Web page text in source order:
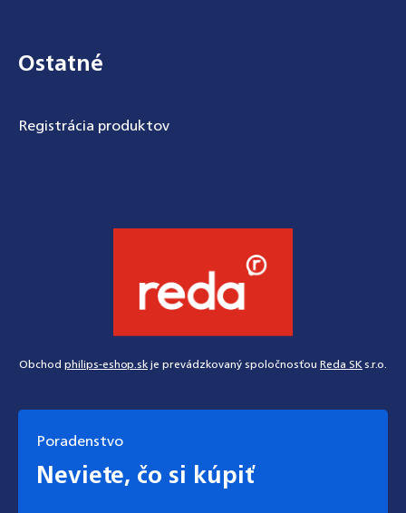
Ostatné
Registrácia produktov
Obchodphilips-eshop.skje prevádzkovaný spoločnosťouReda SKs.r.o.
Poradenstvo
Neviete, čo si kúpiť